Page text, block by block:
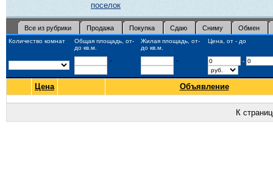
поселок
Все из рубрики Продажа Покупка Сдаю Сниму Обмен
Количество комнат
Общая площадь, от-
до кв.м.
Жилая площадь, от-
до кв.м.
Цена, от - до
- - -
Цена Объявление
К